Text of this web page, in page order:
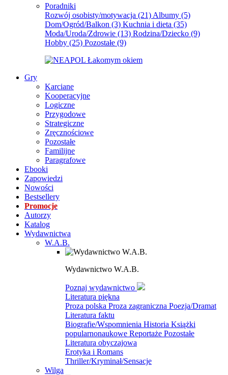
Poradniki
Rozwój osobisty/motywacja (21) Albumy (5)
Dom/Ogród/Balkon (3) Kuchnia i dieta (35)
Moda/Uroda/Zdrowie (13) Rodzina/Dziecko (9)
Hobby (25) Pozostałe (9)
Gry
Karciane
Kooperacyjne
Logiczne
Przygodowe
Strategiczne
Zręcznościowe
Pozostałe
Familijne
Paragrafowe
Ebooki
Zapowiedzi
Nowości
Bestsellery
Promocje
Autorzy
Katalog
Wydawnictwa
W.A.B.
Wydawnictwo W.A.B.
Poznaj wydawnictwo
Literatura piękna
Proza polska Proza zagraniczna Poezja/Dramat
Literatura faktu
Biografie/Wspomnienia Historia Książki
popularnonaukowe Reportaże Pozostałe
Literatura obyczajowa
Erotyka i Romans
Thriller/Kryminał/Sensacje
Wilga